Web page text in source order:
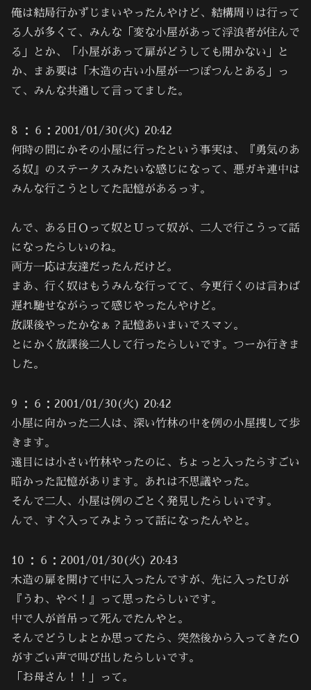
俺は結局行かずじまいやったんやけど、結構周りは行って
る人が多くて、みんな「変な小屋があって浮浪者が住んで
る」とか、「小屋があって扉がどうしても開かない」と
か、まあ要は「木造の古い小屋が一つぽつんとある」っ
て、みんな共通して言ってました。
8 ：６：2001/01/30(火) 20:42
何時の間にかその小屋に行ったという事実は、『勇気のあ
る奴』のステータスみたいな感じになって、悪ガキ連中は
みんな行こうとしてた記憶があるっす。
んで、ある日Ｏって奴とＵって奴が、二人で行こうって話
になったらしいのね。
両方一応は友達だったんだけど。
まあ、行く奴はもうみんな行ってて、今更行くのは言わば
遅れ馳せながらって感じやったんやけど。
放課後やったかなぁ？記憶あいまいでスマン。
とにかく放課後二人して行ったらしいです。つーか行きま
した。
9 ：６：2001/01/30(火) 20:42
小屋に向かった二人は、深い竹林の中を例の小屋捜して歩
きます。
遠目には小さい竹林やったのに、ちょっと入ったらすごい
暗かった記憶があります。あれは不思議やった。
そんで二人、小屋は例のごとく発見したらしいです。
んで、すぐ入ってみようって話になったんやと。
10 ：６：2001/01/30(火) 20:43
木造の扉を開けて中に入ったんですが、先に入ったＵが
『うわ、やべ！』って思ったらしいです。
中で人が首吊って死んでたんやと。
そんでどうしよとか思ってたら、突然後から入ってきたＯ
がすごい声で叫び出したらしいです。
「お母さん！！」って。